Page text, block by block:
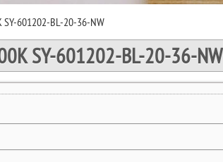
SY-601202-BL-20-36-NW
SY-601202-BL-20-36-NW